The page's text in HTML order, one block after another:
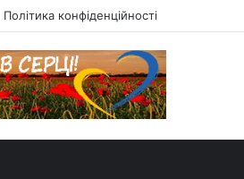
Політика конфіденційності